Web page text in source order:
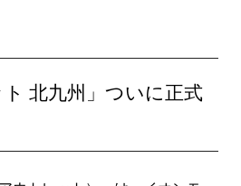
ト 北九州」ついに正式